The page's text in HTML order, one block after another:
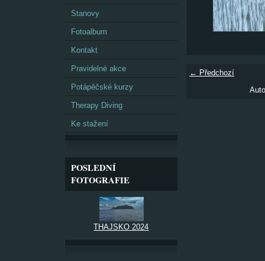
Stanovy
Fotoalbum
Kontakt
Pravidelné akce
Potápěčské kurzy
Therapy Diving
Ke stažení
POSLEDNÍ
FOTOGRAFIE
THAJSKO 2024
← Předchozí